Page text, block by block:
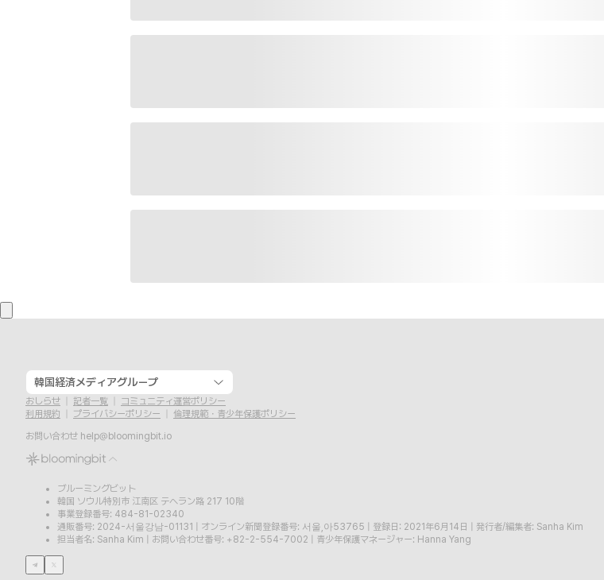
韓国経済メディアグループ
おしらせ 記者一覧
コミュニティ運営ポリシー
利用規約
プライバシーポリシー
倫理規範・青少年保護ポリシー
お問い合わせ help@bloomingbit.io
ブルーミングビット
韓国 ソウル特別市 江南区 テヘラン路 217 10階
事業登録番号: 484-81-02340
通販番号: 2024-서울강남-01131
オンライン新聞登録番号: 서울,아53765 登録日: 2021年6月14日
発行者/編集者: Sanha Kim
担当者名: Sanha Kim
お問い合わせ番号: +82-2-554-7002 青少年保護マネージャー: Hanna Yang